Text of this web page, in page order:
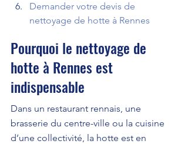
Demander votre devis de
nettoyage de hotte à Rennes
Pourquoi le nettoyage de
hotte à Rennes est
indispensable
Dans un restaurant rennais, une
brasserie du centre-ville ou la cuisine
d’une collectivité, la hotte est en